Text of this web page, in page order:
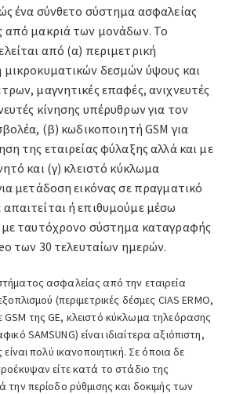
ένα σύνθετο σύστημα ασφαλείας
από μακριά των μονάδων. Το
από (α) περιμετρική
δεσμών ύψους και
μαγνητικές επαφές, ανιχνευτές
κίνησης υπέρυθρων για τον
(β) κωδικοποιητή GSM για
της εταιρείας φύλαξης αλλά και με
και (γ) κλειστό κύκλωμα
μετάδοση εικόνας σε πραγματικό
ή επιθυμούμε μέσω
με ταυτόχρονο σύστημα καταγραφής
των 30 τελευταίων ημερών.
ασφαλείας από την εταιρεία
(περιμετρικές δέσμες CIAS ERMO,
της GE, κλειστό κύκλωμα τηλεόρασης
SAMSUNG) είναι ιδιαίτερα αξιόπιστη,
πολύ ικανοποιητική. Σε όποια δε
είτε κατά το στάδιο της
την περίοδο ρύθμισης και δοκιμής των